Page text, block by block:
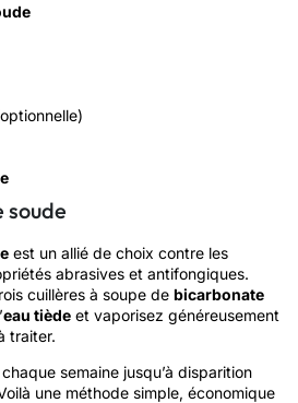
soude
est un allié de choix contre les
abrasives et antifongiques.
cuillères à soupe de bicarbonate
eau tiède et vaporisez généreusement
traiter.
semaine jusqu’à disparition
une méthode simple, économique